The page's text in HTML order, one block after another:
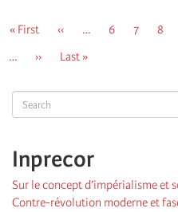
Search
Inprecor
Sur le concept d’impérialisme et
Contre-révolution moderne et
First
« First
Page
‹‹ … Page
6 Page
7 Page
8
…
Page
››
Dernière
Last »